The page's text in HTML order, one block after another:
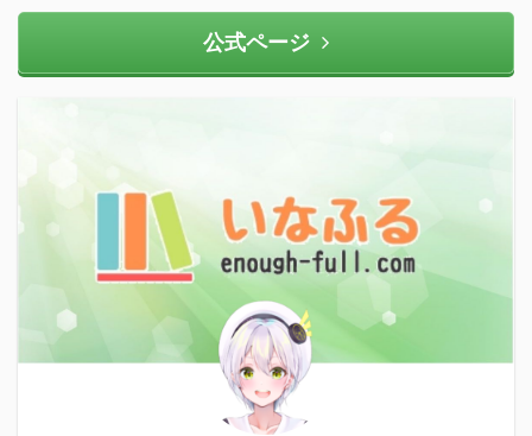
公式ページ